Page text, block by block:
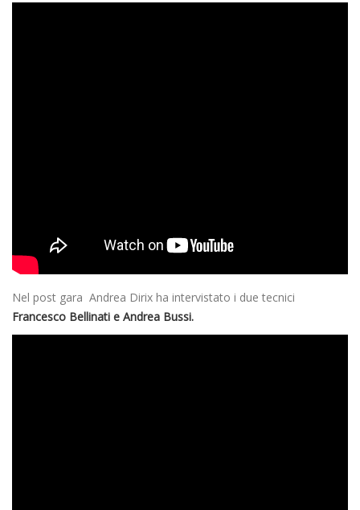
Nel post gara Andrea Dirix ha intervistato i due tecnici
Francesco Bellinati e Andrea Bussi.